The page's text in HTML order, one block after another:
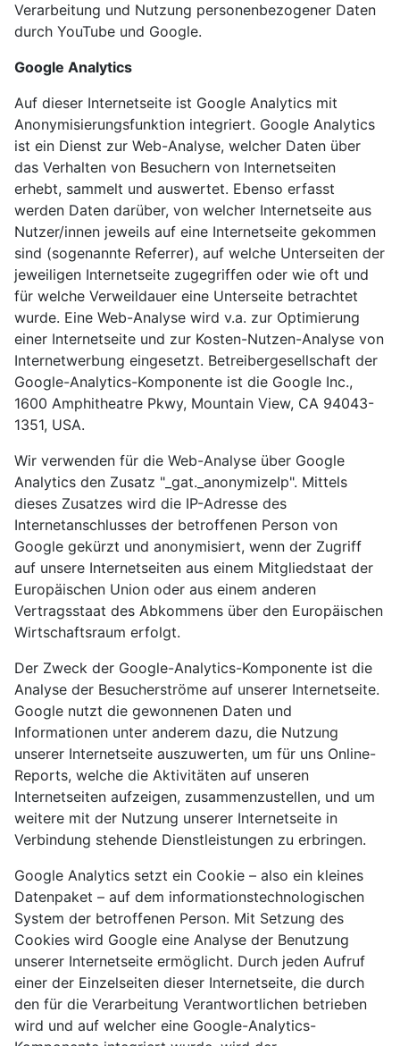
Verarbeitung und Nutzung personenbezogener Daten
durch YouTube und Google.
Google Analytics
Auf dieser Internetseite ist Google Analytics mit
Anonymisierungsfunktion integriert. Google Analytics
ist ein Dienst zur Web-Analyse, welcher Daten über
das Verhalten von Besuchern von Internetseiten
erhebt, sammelt und auswertet. Ebenso erfasst
werden Daten darüber, von welcher Internetseite aus
Nutzer/innen jeweils auf eine Internetseite gekommen
sind (sogenannte Referrer), auf welche Unterseiten der
jeweiligen Internetseite zugegriffen oder wie oft und
für welche Verweildauer eine Unterseite betrachtet
wurde. Eine Web-Analyse wird v.a. zur Optimierung
einer Internetseite und zur Kosten-Nutzen-Analyse von
Internetwerbung eingesetzt. Betreibergesellschaft der
Google-Analytics-Komponente ist die Google Inc.,
1600 Amphitheatre Pkwy, Mountain View, CA 94043-
1351, USA.
Wir verwenden für die Web-Analyse über Google
Analytics den Zusatz "_gat._anonymizeIp". Mittels
dieses Zusatzes wird die IP-Adresse des
Internetanschlusses der betroffenen Person von
Google gekürzt und anonymisiert, wenn der Zugriff
auf unsere Internetseiten aus einem Mitgliedstaat der
Europäischen Union oder aus einem anderen
Vertragsstaat des Abkommens über den Europäischen
Wirtschaftsraum erfolgt.
Der Zweck der Google-Analytics-Komponente ist die
Analyse der Besucherströme auf unserer Internetseite.
Google nutzt die gewonnenen Daten und
Informationen unter anderem dazu, die Nutzung
unserer Internetseite auszuwerten, um für uns Online-
Reports, welche die Aktivitäten auf unseren
Internetseiten aufzeigen, zusammenzustellen, und um
weitere mit der Nutzung unserer Internetseite in
Verbindung stehende Dienstleistungen zu erbringen.
Google Analytics setzt ein Cookie – also ein kleines
Datenpaket – auf dem informationstechnologischen
System der betroffenen Person. Mit Setzung des
Cookies wird Google eine Analyse der Benutzung
unserer Internetseite ermöglicht. Durch jeden Aufruf
einer der Einzelseiten dieser Internetseite, die durch
den für die Verarbeitung Verantwortlichen betrieben
wird und auf welcher eine Google-Analytics-